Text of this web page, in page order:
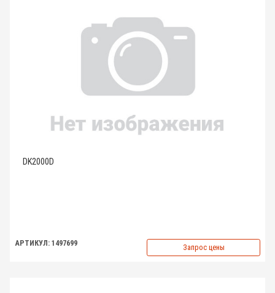
DK2000D
АРТИКУЛ: 1497699 Запрос цены